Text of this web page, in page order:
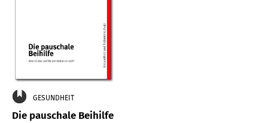
GESUNDHEIT
Die pauschale Beihilfe